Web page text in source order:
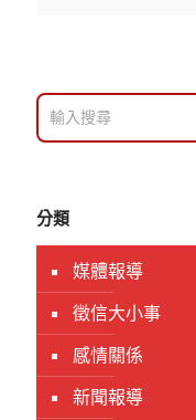
分類
媒體報導
徵信大小事
感情關係
新聞報導